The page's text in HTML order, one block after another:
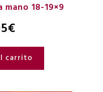
mano 18-19×9
€
carrito